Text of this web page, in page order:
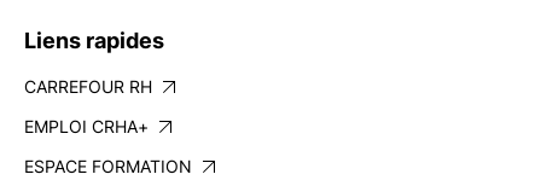
Liens rapides
CARREFOUR RH
EMPLOI CRHA+
ESPACE FORMATION